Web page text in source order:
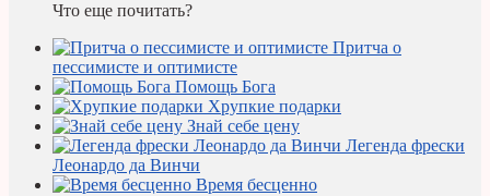
Что еще почитать?
Притча о
пессимисте и оптимисте
Помощь Бога
Хрупкие подарки
Знай себе цену
Легенда фрески
Леонардо да Винчи
Время бесценно